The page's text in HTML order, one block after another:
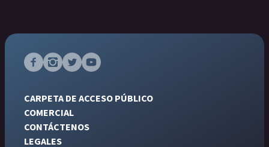
CARPETA DE ACCESO PÚBLICO
COMERCIAL
CONTÁCTENOS
LEGALES